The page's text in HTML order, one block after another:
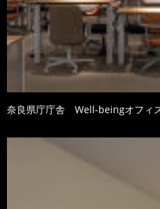
奈良県庁庁舎 Well-beingオフィ